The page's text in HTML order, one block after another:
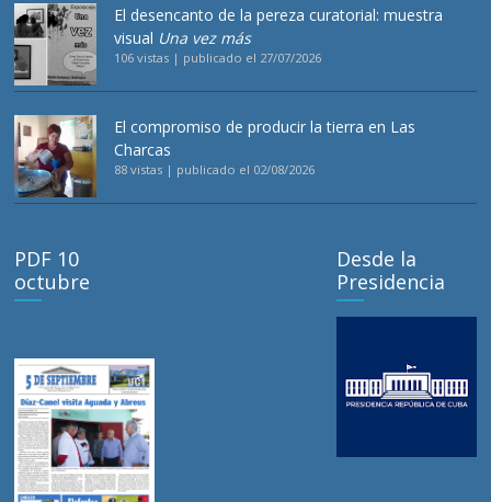
El desencanto de la pereza curatorial: muestra
visual Una vez más
106 vistas | publicado el 27/07/2026
El compromiso de producir la tierra en Las
Charcas
88 vistas | publicado el 02/08/2026
PDF 10
octubre
Desde la
Presidencia